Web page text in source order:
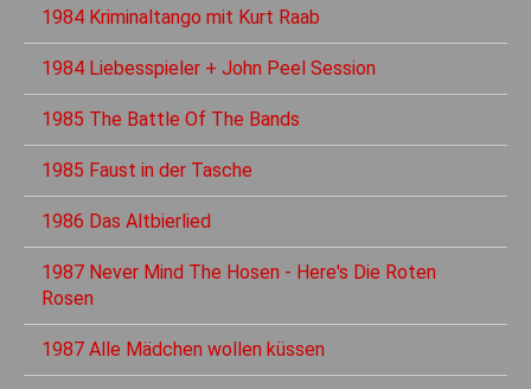
1984 Kriminaltango mit Kurt Raab
1984 Liebesspieler + John Peel Session
1985 The Battle Of The Bands
1985 Faust in der Tasche
1986 Das Altbierlied
1987 Never Mind The Hosen - Here's Die Roten
Rosen
1987 Alle Mädchen wollen küssen